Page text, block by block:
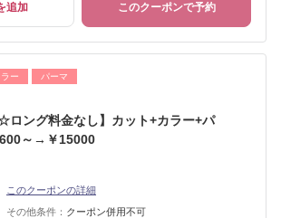
追加 このクーポンで予約
ー パーマ
☆ロング料金なし】カット+カラー+パ
～→￥15000
このクーポンの詳細
その他条件： クーポン併用不可